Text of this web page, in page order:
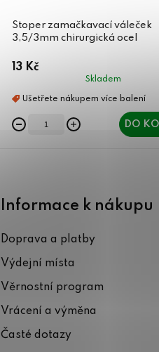
Stoper zamačkavací váleček
3,5/3mm chirurgická ocel
13 Kč
Skladem
DO
Informace k nákupu
Doprava a platby
Výdejní místa
Věrnostní program
Vrácení a výměna
Časté dotazy